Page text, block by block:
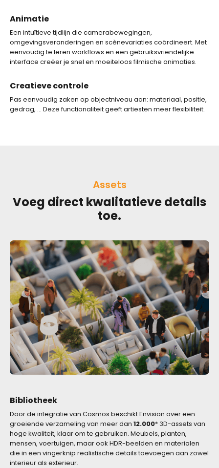
Animatie
Een intuïtieve tijdlijn die camerabewegingen,
omgevingsveranderingen en scènevariaties coördineert. Met
eenvoudig te leren workflows en een gebruiksvriendelijke
interface creëer je snel en moeiteloos filmische animaties.
Creatieve controle
Pas eenvoudig zaken op objectniveau aan: materiaal, positie,
gedrag, … Deze functionaliteit geeft artiesten meer flexibiliteit.
Assets
Voeg direct kwalitatieve details
toe.
Bibliotheek
Door de integratie van Cosmos beschikt Envision over een
groeiende verzameling van meer dan 12.000* 3D-assets van
hoge kwaliteit, klaar om te gebruiken. Meubels, planten,
mensen, voertuigen, maar ook HDR-beelden en materialen
die in een vingerknip realistische details toevoegen aan zowel
interieur als exterieur.